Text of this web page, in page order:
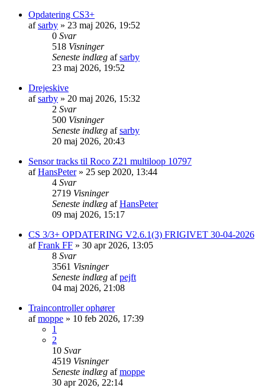
Opdatering CS3+
afsarby » 23 maj 2026, 19:52
0 Svar
518 Visninger
Seneste indlæg afsarby
23 maj 2026, 19:52
Drejeskive
afsarby » 20 maj 2026, 15:32
2 Svar
500 Visninger
Seneste indlæg afsarby
20 maj 2026, 20:43
Sensor tracks til Roco Z21 multiloop 10797
afHansPeter» 25 sep 2020, 13:44
4 Svar
2719 Visninger
Seneste indlæg afHansPeter
09 maj 2026, 15:17
CS 3/3+ OPDATERING V2.6.1(3) FRIGIVET 30-04-2026
afFrank FF » 30 apr 2026, 13:05
8 Svar
3561 Visninger
Seneste indlæg afpejft
04 maj 2026, 21:08
Traincontroller ophører
afmoppe » 10 feb 2026, 17:39
1
2
10 Svar
4519 Visninger
Seneste indlæg afmoppe
30 apr 2026, 22:14